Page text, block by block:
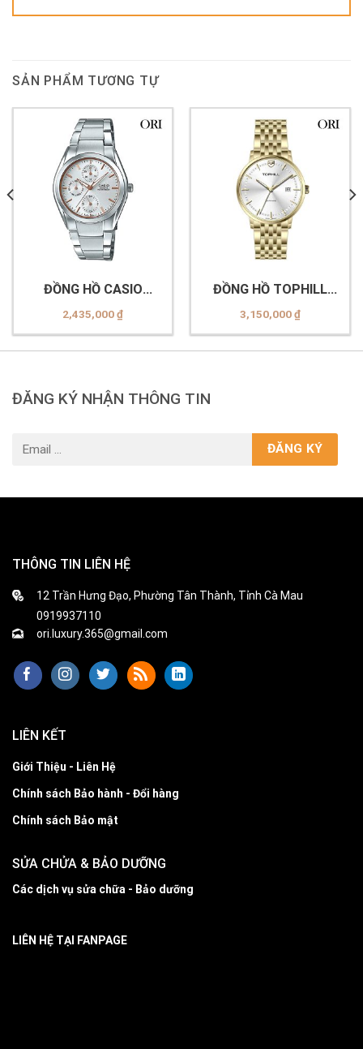
SẢN PHẨM TƯƠNG TỰ
ĐỒNG HỒ CASIO
MTP-1405D-7ADF
2,435,000₫
ĐỒNG HỒ TOPHILL
TA038G.S2652
3,150,000₫
ĐĂNG KÝ NHẬN THÔNG TIN
THÔNG TIN LIÊN HỆ
12 Trần Hưng Đạo, Phường Tân Thành, Tỉnh Cà Mau
0919937110
ori.luxury.365@gmail.com
LIÊN KẾT
Giới Thiệu - Liên Hệ
Chính sách Bảo hành - Đổi hàng
Chính sách Bảo mật
SỬA CHỬA & BẢO DƯỠNG
Các dịch vụ sửa chữa - Bảo dưỡng
LIÊN HỆ TẠI FANPAGE